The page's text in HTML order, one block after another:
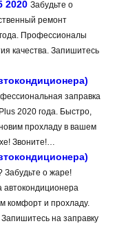
2020 Забудьте о
ремонт
Профессионалы
качества. Запишитесь
заправка
2020 года. Быстро,
прохладу в вашем
Звоните!…
Забудьте о жаре!
автокондиционера
комфорт и прохладу.
на заправку